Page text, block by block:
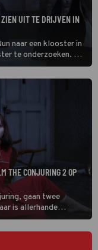
ZIEN UIT TE DRIJVEN IN
naar een klooster in
te onderzoeken. Ze
THE CONJURING 2 OP
gaan twee
is allerhande